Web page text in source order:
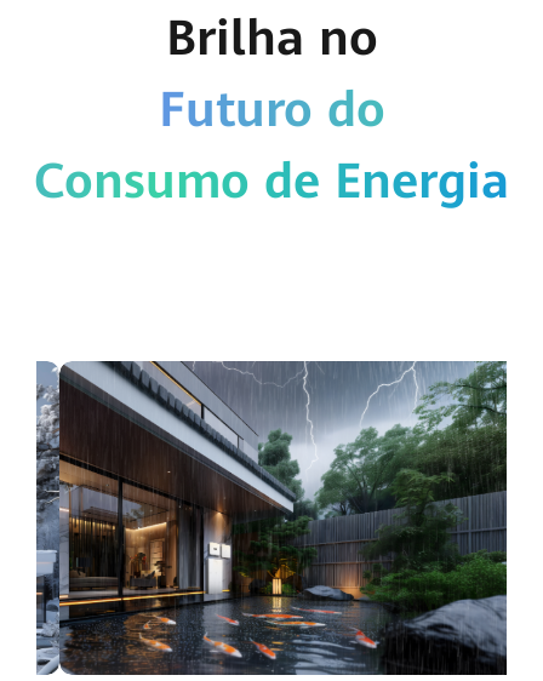
Brilha no
Futuro do
Consumo de Energia